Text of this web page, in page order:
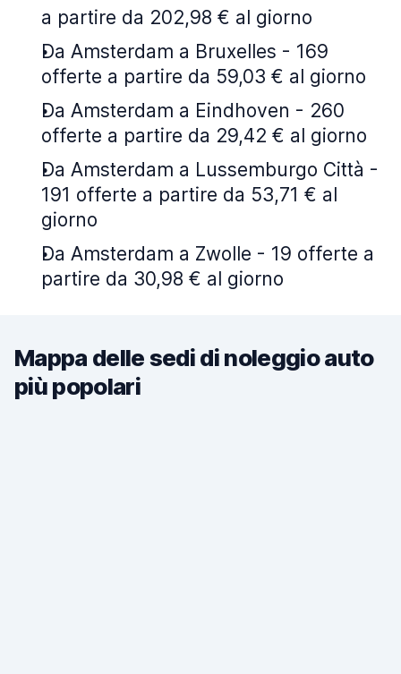
a partire da 202,98 € al giorno
Da Amsterdam a Bruxelles - 169
offerte a partire da 59,03 € al giorno
Da Amsterdam a Eindhoven - 260
offerte a partire da 29,42 € al giorno
Da Amsterdam a Lussemburgo Città -
191 offerte a partire da 53,71 € al
giorno
Da Amsterdam a Zwolle - 19 offerte a
partire da 30,98 € al giorno
Mappa delle sedi di noleggio auto
più popolari